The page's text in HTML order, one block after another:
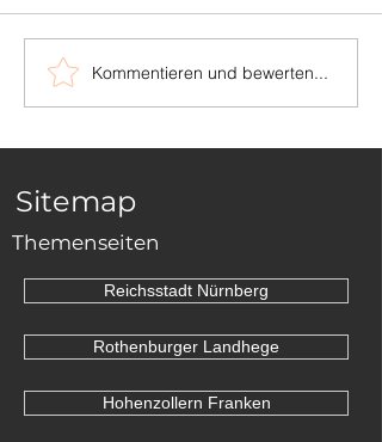
...auch in
Niederösterreich
Kommentieren und bewerten...
Sitemap
Themenseiten
Reichsstadt Nürnberg
Rothenburger Landhege
Hohenzollern Franken